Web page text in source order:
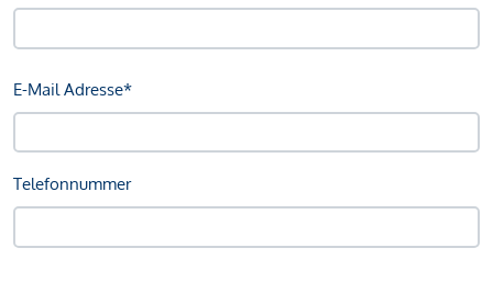
E-Mail Adresse*
Telefonnummer